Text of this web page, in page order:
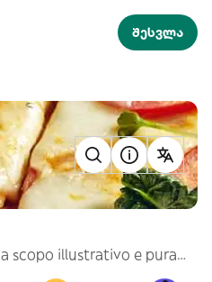
შესვლა
Le immagini inserite sono a scopo illustrativo e puramente indicativo